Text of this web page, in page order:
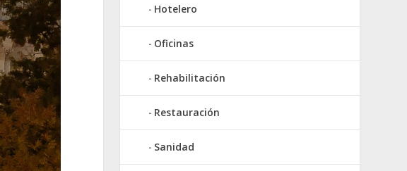
Hotelero
Oficinas
Rehabilitación
Restauración
Sanidad